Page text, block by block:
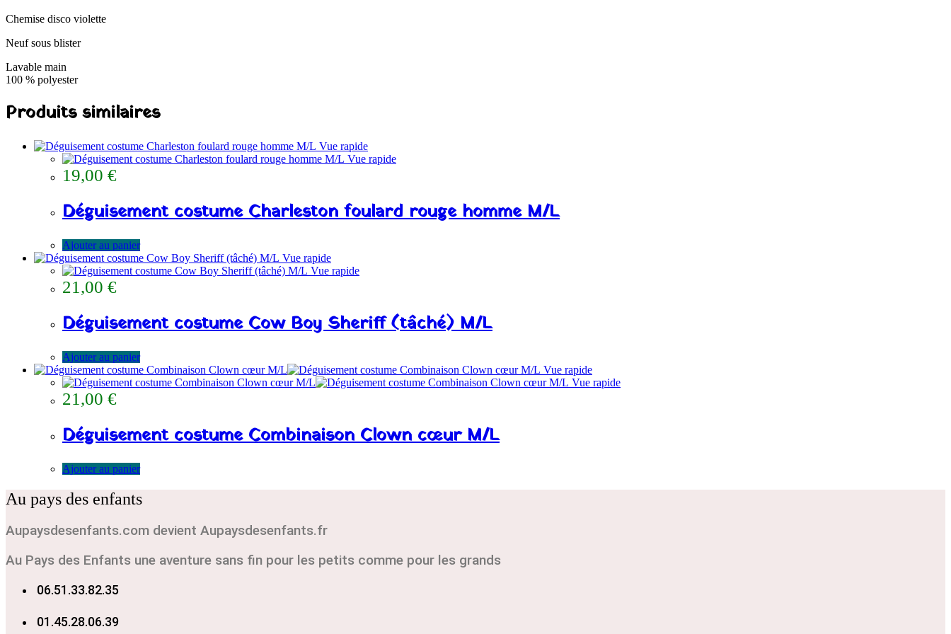
Chemise disco violette
Neuf sous blister
Lavable main
100 % polyester
Produits similaires
Vue rapide
Vue rapide
19,00 €
Déguisement costume Charleston foulard rouge homme M/L
Ajouter au panier
Vue rapide
Vue rapide
21,00 €
Déguisement costume Cow Boy Sheriff (tâché) M/L
Ajouter au panier
Vue rapide
Vue rapide
21,00 €
Déguisement costume Combinaison Clown cœur M/L
Ajouter au panier
Au pays des enfants
Aupaysdesenfants.com devient Aupaysdesenfants.fr
Au Pays des Enfants une aventure sans fin pour les petits comme pour les grands
06.51.33.82.35
01.45.28.06.39